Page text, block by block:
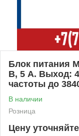
Блок питания
В, 5 А. Выход:
частоты до
В наличии
Розница
Цену уточняйте